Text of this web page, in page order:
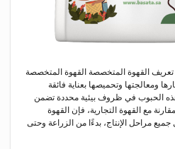
تعريف القهوة المتخصصة القهوة المتخصصة
ومعالجتها وتحميصها بعناية فائقة
هذه الحبوب في ظروف بيئية محددة تضمن
مع القهوة التجارية، فإن القهوة
مراحل الإنتاج، بدءًا من الزراعة وحتى